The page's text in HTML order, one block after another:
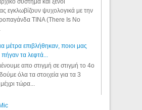
εγκλωβίζουν ψυχολογικά με την
TINA (There Is No
μέτρα επιβλήθηκαν, ποιοι μας
τα λεφτά...
απο στιγμή σε στιγμή το 4ο
όλα τα στοιχεία για τα 3
τώρα...